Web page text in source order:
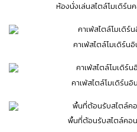
ห้องนั่งเล่นสไตล์โมเดิร์น
คาเฟ่สไตล์โมเดิร์น
คาเฟ่สไตล์โมเดิร์นอิ
พื้นที่ต้อนรับสไตล์คอน